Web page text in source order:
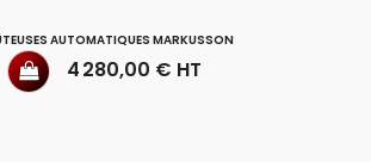
AUTOMATIQUES MARKUSSON
Prix
4 280,00 € HT